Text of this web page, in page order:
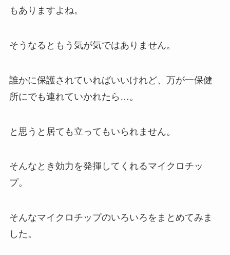
もありますよね。
そうなるともう気が気ではありません。
誰かに保護されていればいいけれど、万が一保健
所にでも連れていかれたら…。
と思うと居ても立ってもいられません。
そんなとき効力を発揮してくれるマイクロチッ
プ。
そんなマイクロチップのいろいろをまとめてみま
した。